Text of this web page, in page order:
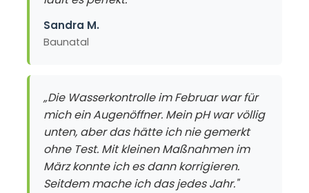
Sandra M.
Baunatal
„Die Wasserkontrolle im Februar war für
mich ein Augenöffner. Mein pH war völlig
unten, aber das hätte ich nie gemerkt
ohne Test. Mit kleinen Maßnahmen im
März konnte ich es dann korrigieren.
Seitdem mache ich das jedes Jahr."